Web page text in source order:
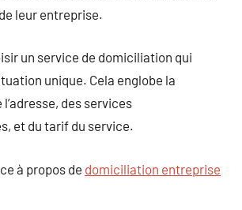
leur entreprise.
un service de domiciliation qui
unique. Cela englobe la
des services
et du tarif du service.
à propos de domiciliation entreprise